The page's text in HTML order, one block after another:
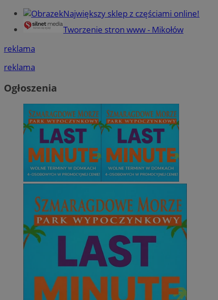
Największy sklep z częściami online!
Tworzenie stron www - Mikołów
reklama
reklama
Ogłoszenia